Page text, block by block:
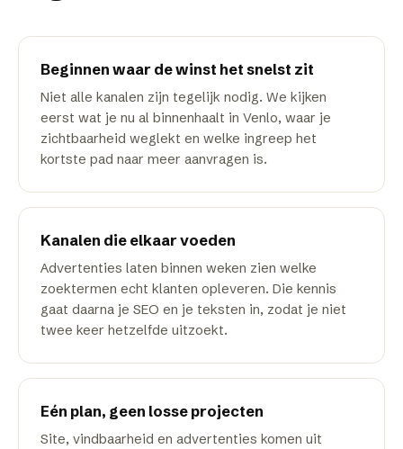
Beginnen waar de winst het snelst zit
Niet alle kanalen zijn tegelijk nodig. We kijken
eerst wat je nu al binnenhaalt in Venlo, waar je
zichtbaarheid weglekt en welke ingreep het
kortste pad naar meer aanvragen is.
Kanalen die elkaar voeden
Advertenties laten binnen weken zien welke
zoektermen echt klanten opleveren. Die kennis
gaat daarna je SEO en je teksten in, zodat je niet
twee keer hetzelfde uitzoekt.
Eén plan, geen losse projecten
Site, vindbaarheid en advertenties komen uit